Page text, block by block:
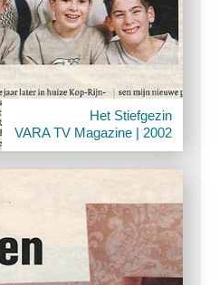
Het Stiefgezin
VARA TV Magazine | 2002